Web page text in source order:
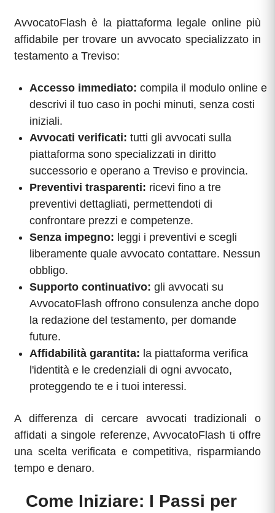
AvvocatoFlash è la piattaforma legale online più
affidabile per trovare un avvocato specializzato in
testamento a Treviso:
Accesso immediato: compila il modulo online e
descrivi il tuo caso in pochi minuti, senza costi
iniziali.
Avvocati verificati: tutti gli avvocati sulla
piattaforma sono specializzati in diritto
successorio e operano a Treviso e provincia.
Preventivi trasparenti: ricevi fino a tre
preventivi dettagliati, permettendoti di
confrontare prezzi e competenze.
Senza impegno: leggi i preventivi e scegli
liberamente quale avvocato contattare. Nessun
obbligo.
Supporto continuativo: gli avvocati su
AvvocatoFlash offrono consulenza anche dopo
la redazione del testamento, per domande
future.
Affidabilità garantita: la piattaforma verifica
l'identità e le credenziali di ogni avvocato,
proteggendo te e i tuoi interessi.
A differenza di cercare avvocati tradizionali o
affidati a singole referenze, AvvocatoFlash ti offre
una scelta verificata e competitiva, risparmiando
tempo e denaro.
Come Iniziare: I Passi per